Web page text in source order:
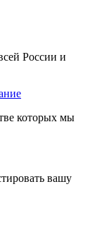
России и
которых мы
вашу